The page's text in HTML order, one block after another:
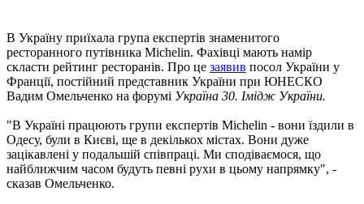
В Україну приїхала група експертів знаменитого
ресторанного путівника Michelin. Фахівці мають намір
скласти рейтинг ресторанів. Про це заявив посол України у
Франції, постійний представник України при ЮНЕСКО
Вадим Омельченко на форумі Україна 30. Імідж України.
"В Україні працюють групи експертів Michelin - вони їздили в
Одесу, були в Києві, ще в декількох містах. Вони дуже
зацікавлені у подальшій співпраці. Ми сподіваємося, що
найближчим часом будуть певні рухи в цьому напрямку", -
сказав Омельченко.